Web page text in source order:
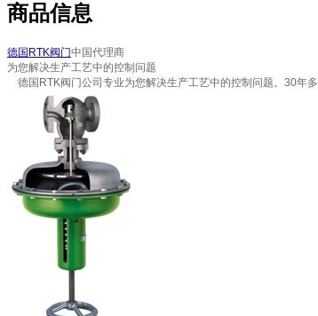
商品信息
德国RTK阀门中国代理商
为您解决生产工艺中的控制问题
德国RTK阀门公司专业为您解决生产工艺中的控制问题。30年